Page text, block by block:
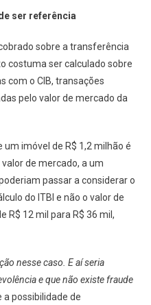
ser referência
sobre a transferência
costuma ser calculado sobre
com o CIB, transações
pelo valor de mercado da
imóvel de R$ 1,2 milhão é
de mercado, a um
passar a considerar o
do ITBI e não o valor de
R$ 12 mil para R$ 36 mil,
nesse caso. E aí seria
e que não existe fraude
a possibilidade de